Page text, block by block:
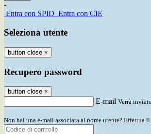
-
Entra con SPID Entra con CIE
Seleziona utente
button close ×
Recupero password
button close ×
E-mail Verrà
Non hai una e-mail associata al nome utente? Effettua